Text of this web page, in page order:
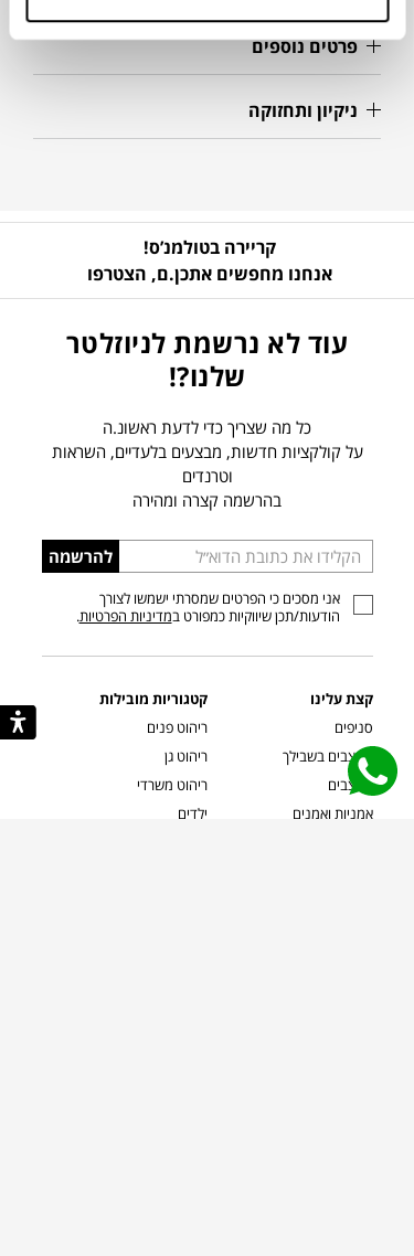
פרטים נוספים
ניקיון ותחזוקה
קריירה בטולמנ’ס!
אנחנו מחפשים אתכן.ם, הצטרפו
עוד לא נרשמת לניוזלטר
שלנו?!
כל מה שצריך כדי לדעת ראשונ.ה
על קולקציות חדשות, מבצעים בלעדיים, השראות
וטרנדים
בהרשמה קצרה ומהירה
הכניסו
כתובת
דוא”ל
להרשמה
אני מסכים כי הפרטים שמסרתי ישמשו לצורך
הודעות/תכן שיווקיות כמפורט במדיניות הפרטיות.
קצת עלינו
סניפים
מעצבים בשבילך
מעצבים
אמניות ואמנים
קטגוריות מובילות
ריהוט פנים
ריהוט גן
ריהוט משרדי
ילדים